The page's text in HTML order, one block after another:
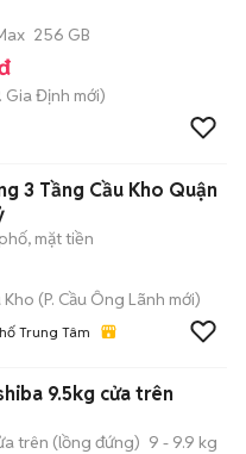
256 GB
Gia Định mới)
3 Tầng Cầu Kho Quận
mặt tiền
Kho (P. Cầu Ông Lãnh mới)
Trung Tâm
9.5kg cửa trên
trên (lồng đứng) 9 - 9.9 kg